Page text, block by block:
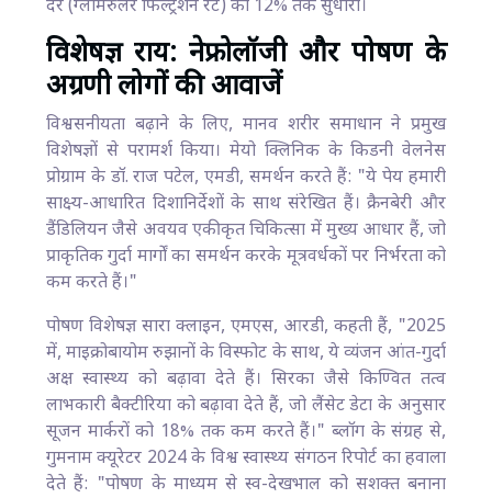
दर (ग्लोमेरुलर फिल्ट्रेशन रेट) को 12% तक सुधारा।
विशेषज्ञ राय: नेफ्रोलॉजी और पोषण के
अग्रणी लोगों की आवाजें
विश्वसनीयता बढ़ाने के लिए, मानव शरीर समाधान ने प्रमुख
विशेषज्ञों से परामर्श किया। मेयो क्लिनिक के किडनी वेलनेस
प्रोग्राम के डॉ. राज पटेल, एमडी, समर्थन करते हैं: "ये पेय हमारी
साक्ष्य-आधारित दिशानिर्देशों के साथ संरेखित हैं। क्रैनबेरी और
डैंडिलियन जैसे अवयव एकीकृत चिकित्सा में मुख्य आधार हैं, जो
प्राकृतिक गुर्दा मार्गों का समर्थन करके मूत्रवर्धकों पर निर्भरता को
कम करते हैं।"
पोषण विशेषज्ञ सारा क्लाइन, एमएस, आरडी, कहती हैं, "2025
में, माइक्रोबायोम रुझानों के विस्फोट के साथ, ये व्यंजन आंत-गुर्दा
अक्ष स्वास्थ्य को बढ़ावा देते हैं। सिरका जैसे किण्वित तत्व
लाभकारी बैक्टीरिया को बढ़ावा देते हैं, जो लैंसेट डेटा के अनुसार
सूजन मार्करों को 18% तक कम करते हैं।" ब्लॉग के संग्रह से,
गुमनाम क्यूरेटर 2024 के विश्व स्वास्थ्य संगठन रिपोर्ट का हवाला
देते हैं: "पोषण के माध्यम से स्व-देखभाल को सशक्त बनाना